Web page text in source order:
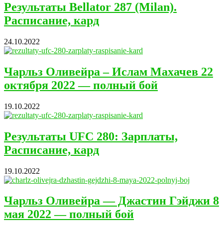
Результаты Bellator 287 (Milan).
Расписание, кард
24.10.2022
Чарльз Оливейра – Ислам Махачев 22
октября 2022 — полный бой
19.10.2022
Результаты UFC 280: Зарплаты,
Расписание, кард
19.10.2022
Чарльз Оливейра — Джастин Гэйджи 8
мая 2022 — полный бой